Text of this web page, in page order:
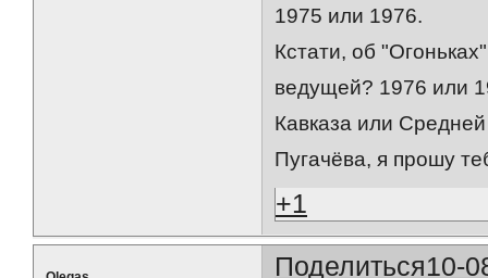
1975 или 1976.
Кстати, об
ведущей? 1976 или
Кавказа или
Пугачёва, я прошу
+1
Поделиться10-